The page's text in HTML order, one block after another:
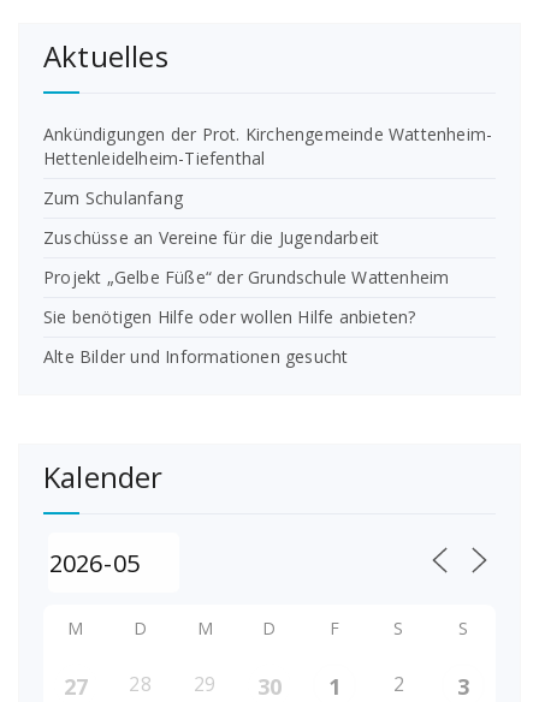
Aktuelles
Ankündigungen der Prot. Kirchengemeinde Wattenheim-
Hettenleidelheim-Tiefenthal
Zum Schulanfang
Zuschüsse an Vereine für die Jugendarbeit
Projekt „Gelbe Füße“ der Grundschule Wattenheim
Sie benötigen Hilfe oder wollen Hilfe anbieten?
Alte Bilder und Informationen gesucht
Kalender
M D M D F S S
27 28 29 30 1 2 3